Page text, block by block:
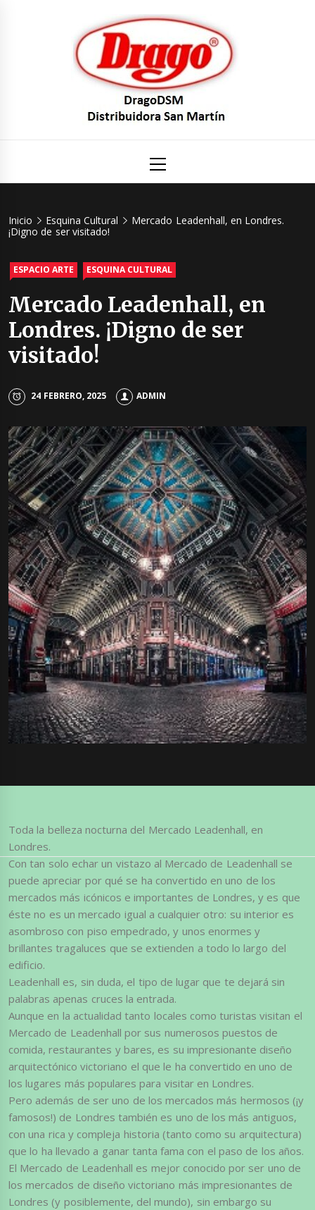
San
principal
Inicio Esquina Cultural
Mercado Leadenhall, en Londres.
¡Digno de ser visitado!
ESPACIO ARTE ESQUINA CULTURAL
Mercado Leadenhall, en
Londres. ¡Digno de ser
visitado!
24 FEBRERO, 2025 ADMIN
Toda la belleza nocturna del Mercado Leadenhall, en
Londres.
Con tan solo echar un vistazo al Mercado de Leadenhall se
puede apreciar por qué se ha convertido en uno de los
mercados más icónicos e importantes de Londres, y es que
éste no es un mercado igual a cualquier otro: su interior es
asombroso con piso empedrado, y unos enormes y
brillantes tragaluces que se extienden a todo lo largo del
edificio.
Leadenhall es, sin duda, el tipo de lugar que te dejará sin
palabras apenas cruces la entrada.
Aunque en la actualidad tanto locales como turistas visitan el
Mercado de Leadenhall por sus numerosos puestos de
comida, restaurantes y bares, es su impresionante diseño
arquitectónico victoriano el que le ha convertido en uno de
los lugares más populares para visitar en Londres.
Pero además de ser uno de los mercados más hermosos (¡y
famosos!) de Londres también es uno de los más antiguos,
con una rica y compleja historia (tanto como su arquitectura)
que lo ha llevado a ganar tanta fama con el paso de los años.
El Mercado de Leadenhall es mejor conocido por ser uno de
los mercados de diseño victoriano más impresionantes de
Londres (y posiblemente, del mundo), sin embargo su